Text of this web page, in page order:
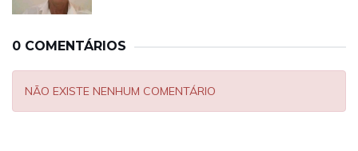
0 COMENTÁRIOS
NÃO EXISTE NENHUM COMENTÁRIO